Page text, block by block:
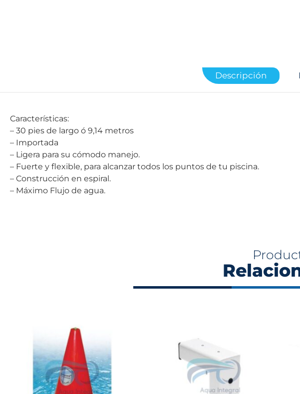
Descripción
Características:
– 30 pies de largo ó 9,14 metros
– Importada
– Ligera para su cómodo manejo.
– Fuerte y flexible, para alcanzar todos los puntos de tu piscina.
– Construcción en espiral.
– Máximo Flujo de agua.